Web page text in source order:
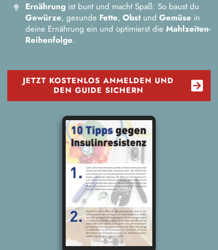
Ernährung ist bunt und macht Spaß: So baust du
Gewürze, gesunde Fette, Obstund Gemüse in
deine Ernährung ein und optimierst die Mahlzeiten-
Reihenfolge.
JETZT KOSTENLOS ANMELDEN UND
DEN GUIDE SICHERN